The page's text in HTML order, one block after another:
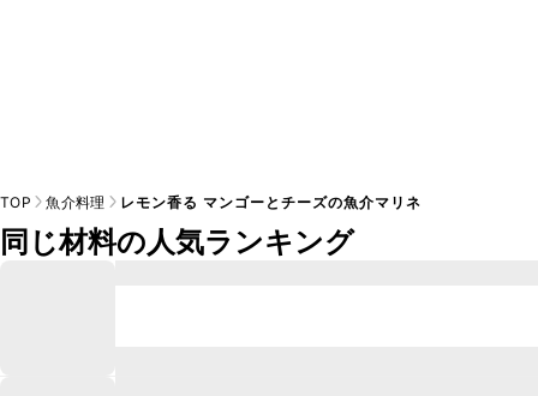
TOP 魚介料理 レモン香る マンゴーとチーズの魚介マリネ
同じ材料の人気ランキング